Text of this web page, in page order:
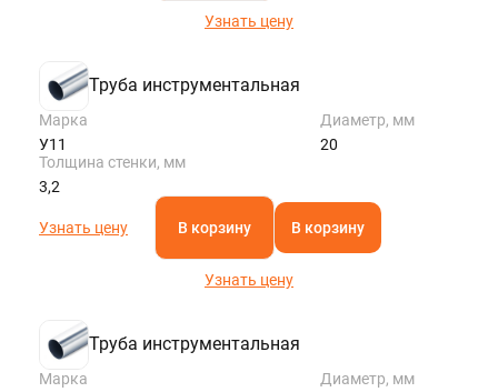
Узнать цену
Труба инструментальная
Марка
У11
Диаметр, мм
20
Толщина стенки, мм
3,2
Узнать цену В корзину В корзину
Узнать цену
Труба инструментальная
Марка
Диаметр, мм